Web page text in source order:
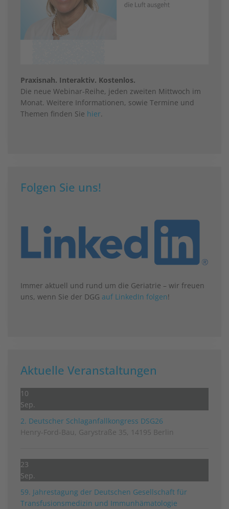
Praxisnah. Interaktiv. Kostenlos.
Die neue Webinar-Reihe, jeden zweiten Mittwoch im
Monat. Weitere Informationen, sowie Termine und
Themen finden Sie hier.
Folgen Sie uns!
Immer aktuell und rund um die Geriatrie – wir freuen
uns, wenn Sie der DGG auf LinkedIn folgen!
Aktuelle Veranstaltungen
10
Sep.
2. Deutscher Schlag­anfall­kongress DSG26
Henry-Ford-Bau, Garystraße 35, 14195 Berlin
23
Sep.
59. Jahrestagung der Deutschen Gesellschaft für
Transfusionsmedizin und Immunhämatologie